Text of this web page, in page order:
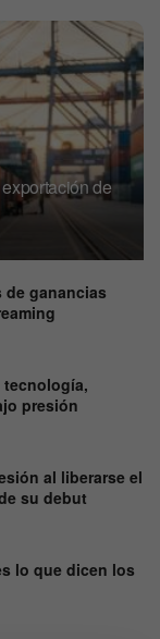
de
de ganancias
tecnología,
presión
al liberarse el
su debut
lo que dicen los